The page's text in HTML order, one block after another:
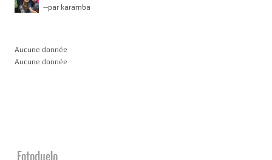
--par karamba
Aucune donnée
Aucune donnée
Fotoduelo